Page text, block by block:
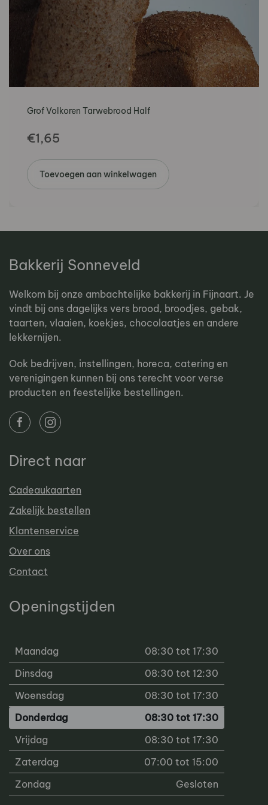
Grof Volkoren Tarwebrood Half
€1,65
Toevoegen aan winkelwagen
Bakkerij Sonneveld
Welkom bij onze ambachtelijke bakkerij in Fijnaart. Je
vindt bij ons dagelijks vers brood, broodjes, gebak,
taarten, vlaaien, koekjes, chocolaatjes en andere
lekkernijen.
Ook bedrijven, instellingen, horeca, catering en
verenigingen kunnen bij ons terecht voor verse
producten en feestelijke bestellingen.
Direct naar
Cadeaukaarten
Zakelijk bestellen
Klantenservice
Over ons
Contact
Openingstijden
Maandag
08:30 tot 17:30
Dinsdag
08:30 tot 12:30
Woensdag
08:30 tot 17:30
Donderdag
08:30 tot 17:30
Vrijdag
08:30 tot 17:30
Zaterdag
07:00 tot 15:00
Zondag
Gesloten